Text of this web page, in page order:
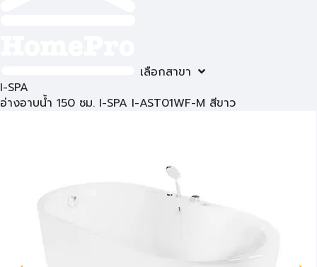
เลือกสาขา
I-SPA
อ่างอาบน้ำ 150 ซม. I-SPA I-AST01WF-M สีขาว